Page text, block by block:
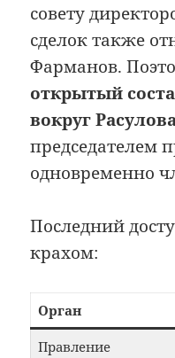
совету
сделок также
Фарманов.
открытый
вокруг
председателем
одновременно
Последний
крахом:
Орган
Правление